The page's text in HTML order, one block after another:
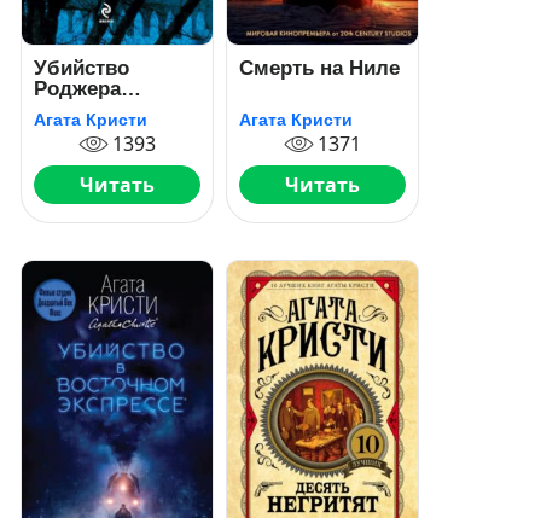
Убийство
Роджера
Экройда
Агата Кристи
1393
Читать
Смерть на Ниле
Агата Кристи
1371
Читать